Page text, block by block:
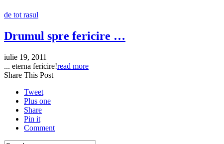
de tot rasul
Drumul spre fericire …
iulie 19, 2011
... eterna fericire!read more
Share This Post
Tweet
Plus one
Share
Pin it
Comment